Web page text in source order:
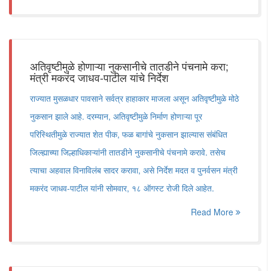
अतिवृष्टीमुळे होणाऱ्या नुकसानीचे तातडीने पंचनामे करा;
मंत्री मकरंद जाधव-पाटील यांचे निर्देश
राज्यात मुसळधार पावसाने सर्वत्र हाहाकार माजला असून अतिवृष्टीमुळे मोठे
नुकसान झाले आहे. दरम्यान, अतिवृष्टीमुळे निर्माण होणाऱ्या पूर
परिस्थितीमुळे राज्यात शेत पीक, फळ बागांचे नुकसान झाल्यास संबंधित
जिल्ह्याच्या जिल्हाधिकाऱ्यांनी तातडीने नुकसानीचे पंचनामे करावे. तसेच
त्याचा अहवाल विनाविलंब सादर करावा, असे निर्देश मदत व पुनर्वसन मंत्री
मकरंद जाधव-पाटील यांनी सोमवार, १८ ऑगस्ट रोजी दिले आहेत.
Read More